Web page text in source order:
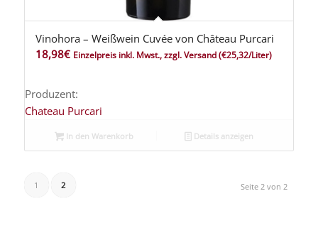
Vinohora – Weißwein Cuvée von Château Purcari
18,98€ Einzelpreis inkl. Mwst., zzgl. Versand(€25,32/Liter)
Produzent:
Chateau Purcari
In den Warenkorb Details anzeigen
Seite 2 von 2
1 2